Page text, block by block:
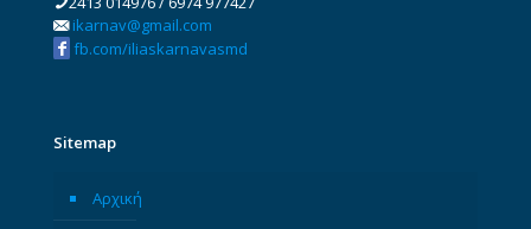
ikarnav@gmail.com
fb.com/iliaskarnavasmd
Sitemap
Αρχική